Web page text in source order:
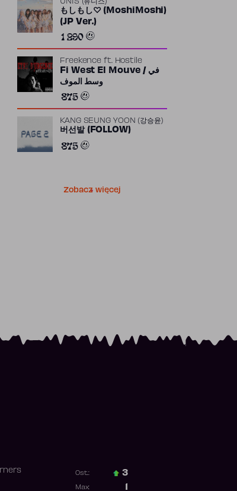
UNIS (유니스)
もしもし♡ (MoshiMoshi)
(JP Ver.)
1 290
Freekence ft. Hostile
Fi West El Mouve / في
وسط الموف
875
KANG SEUNG YOON (강승윤)
버선발 (FOLLOW)
875
Zobacz więcej
Ost.: 3
Max: